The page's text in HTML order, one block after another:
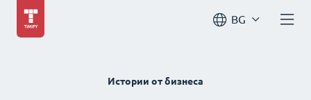
BG
Истории от бизнеса